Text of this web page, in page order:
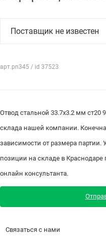
Поставщик не известен
арт.pn345 / id 37523
Отвод стальной 33.7х3.2 мм ст20
склада нашей компании.
зависимости от размера
позиции на складе в Краснодаре
онлайн консультанта.
Связаться с нами